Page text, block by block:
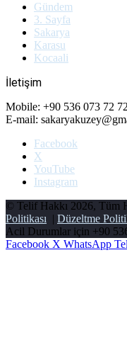
Gündem
3. Sayfa
Sakarya
Karasu
Kocaali
İletişim
Mobile: +90 536 073 72
E-mail:
Facebook
X
YouTube
Instagram
© Telif Hakkı 2026, Tüm
Politikası
Düzeltme
Acil Durumlar için +90
Facebook X WhatsApp